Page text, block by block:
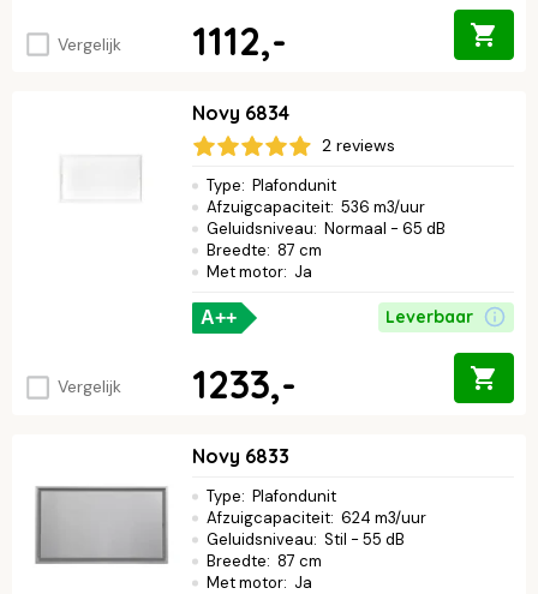
Vergelijk 1112,-
Vergelijk
Novy 6834
2 reviews
Type: Plafondunit
Afzuigcapaciteit: 536 m3/uur
Geluidsniveau: Normaal - 65 dB
Breedte: 87 cm
Met motor: Ja
A++ Leverbaar
1233,-
Novy 6833
Type: Plafondunit
Afzuigcapaciteit: 624 m3/uur
Geluidsniveau: Stil - 55 dB
Breedte: 87 cm
Met motor: Ja